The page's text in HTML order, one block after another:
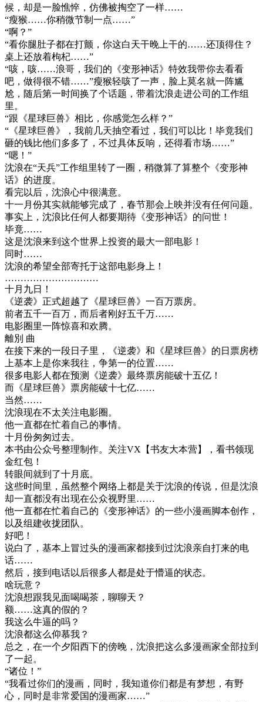
候，却是一脸憔悴，仿佛被掏空了一样……
“瘦猴……你稍微节制一点……”
“啊？”
“看你腿肚子都在打颤，你这白天干晚上干的……还顶得住？
桌上还放着枸杞……”
“咳，咳……浪哥，我们的《变形神话》特效我带你去看看
吧，做得很不错……”瘦猴轻咳了一声，脸上莫名就一阵尴
尬，随后第一时间换了个话题，带着沈浪走进公司的工作组
里。
“跟《星球巨兽》相比，你感觉怎么样？”
“《星球巨兽》，我前几天抽空看过，我们可以比！毕竟我们
砸的钱比他们多多了，不过具体反响，还得看市场……”
“嗯！”
沈浪在“天兵”工作组里转了一圈，稍微算了算整个《变形神
话》的进度。
看完以后，沈浪心中很满意。
十一月份其实就能够完成了，春节那会上映并没有任何问题。
事实上，沈浪比任何人都要期待《变形神话》的问世！
毕竟……
这是沈浪来到这个世界上投资的最大一部电影！
同时……
沈浪的希望全部寄托于这部电影身上！
…………………………
十月九日！
《逆袭》正式超越了《星球巨兽》一百万票房。
前者五千一百万，而后者刚好五千万……
电影圈里一阵惊喜和欢腾。
離別 曲
在接下来的一段日子里，《逆袭》和《星球巨兽》的日票房榜
上基本上是你来我往，争第一的位置……
很多电影人都在预测《逆袭》最终票房能破十五亿！
而《星球巨兽》票房能破十七亿……
当然……
沈浪现在不太关注电影圈。
他一直都在忙着自己的事情。
十月份匆匆过去。
本书由公众号整理制作。关注VX【书友大本营】，看书领现
金红包！
转眼间就到了十月底。
这些时间里，虽然整个网络上都是关于沈浪的传说，但是沈浪
却一直都没有出现在公众视野里……
他一直都在忙着自己的《变形神话》的一些小漫画脚本创作，
以及组建收拢团队。
好吧！
说白了，基本上冒过头的漫画家都接到过沈浪亲自打来的电
话……
然后，接到电话以后很多人都是处于懵逼的状态。
啥玩意？
沈浪想跟我见面喝喝茶，聊聊天？
额……这真的假的？
我这么牛逼的吗？
沈浪都这么仰慕我？
总之，在一个夕阳西下的傍晚，沈浪把这么多漫画家全部拉到
了一起。
“诸位！”
“我看过你们的漫画，同时，我知道你们都是有梦想，有野
心，同时是非常爱国的漫画家……”